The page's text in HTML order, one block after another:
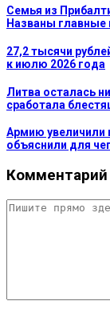
Семья из
Названы
27,2 тысячи
к июлю 2026 года
Литва осталась
сработала
Армию увеличили
объяснили для
Комментарий